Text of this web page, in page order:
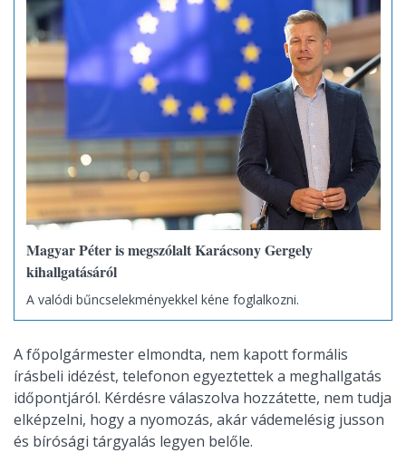
Magyar Péter is megszólalt Karácsony Gergely
kihallgatásáról
A valódi bűncselekményekkel kéne foglalkozni.
A főpolgármester elmondta, nem kapott formális
írásbeli idézést, telefonon egyeztettek a meghallgatás
időpontjáról. Kérdésre válaszolva hozzátette, nem tudja
elképzelni, hogy a nyomozás, akár vádemelésig jusson
és bírósági tárgyalás legyen belőle.